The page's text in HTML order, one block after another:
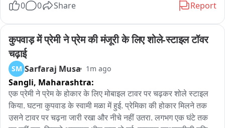
शिक्षा विभाग एवं जिला पदाधिकारी से अपील किए कि एनजीओ के द्वारा तैयार
आरोप -- मध्यान भोजन खाने के समय 70% बच्चे अपने घर भोजन खाने के
लिए चले जाते हैं, 10% बच्चे घर से लाए टिफिन का खाना खाते हैं, शेष 15
से 20% बच्चे ही एमडीएम का खाना खाते
कटिहार जिला के मनसाही प्रखंड क्षेत्र के फुलहारा पंचायत के उत्क्रमित
मध्य विद्यालय, लहसा में फुलहारा पंचायत के पंचायत समिति सदस्य मिथलेश
कुमार सिंह एवं ग्रामीणों के द्वारा विद्यालय में दिए जा रहे एनजीओ के द्वारा
0 0 Share Report
कुपवाड़ में प्रेमी ने प्रेम की मंजूरी के लिए शोले-स्टाइल टॉवर
चढ़ाई
SM Sarfaraj Musa 1m ago
Sangli, Maharashtra:
एक प्रेमी ने प्रेम के होकार के लिए मोबाइल टावर पर चढ़कर शोले स्टाइल
किया. घटना कुपवाड के स्वामी मळा में हुई. प्रेमिका की होकार मिलने तक
उसने टावर पर चढ़ना जारी रखा और नीचे नहीं उतरा. लगभग एक घंटे तक